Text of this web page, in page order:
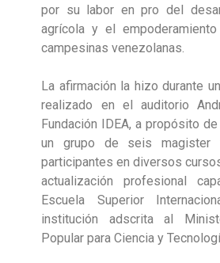
por su labor en pro del
agrícola y el
campesinas venezolanas.
La afirmación la hizo durante
realizado en el auditorio
Fundación IDEA, a propósito
un grupo de seis
participantes en diversos
actualización profesional
Escuela Superior
institución adscrita al
Popular para Ciencia y